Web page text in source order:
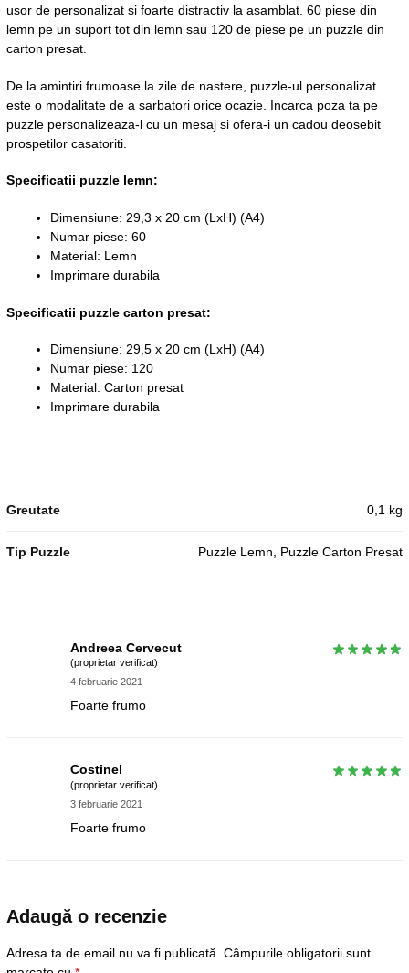
usor de personalizat si foarte distractiv la asamblat. 60 piese din
lemn pe un suport tot din lemn sau 120 de piese pe un puzzle din
carton presat.
De la amintiri frumoase la zile de nastere, puzzle-ul personalizat
este o modalitate de a sarbatori orice ocazie. Incarca poza ta pe
puzzle personalizeaza-l cu un mesaj si ofera-i un cadou deosebit
prospetilor casatoriti.
Specificatii puzzle lemn:
Dimensiune: 29,3 x 20 cm (LxH) (A4)
Numar piese: 60
Material: Lemn
Imprimare durabila
Specificatii puzzle carton presat:
Dimensiune: 29,5 x 20 cm (LxH) (A4)
Numar piese: 120
Material: Carton presat
Imprimare durabila
Greutate 0,1 kg
Tip Puzzle Puzzle Lemn, Puzzle Carton Presat
Andreea Cervecut
(proprietar verificat)
4 februarie 2021
Foarte frumo
Costinel
(proprietar verificat)
3 februarie 2021
Foarte frumo
Adaugă o recenzie
Adresa ta de email nu va fi publicată. Câmpurile obligatorii sunt